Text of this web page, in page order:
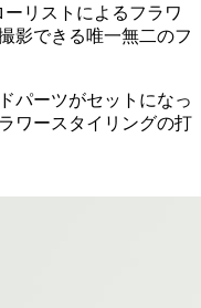
ーリストによるフラワ
影できる唯一無二のフ
パーツがセットになっ
ワースタイリングの打